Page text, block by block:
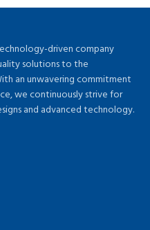
driven company
solutions to the
an unwavering commitment
we continuously strive for
and advanced technology.